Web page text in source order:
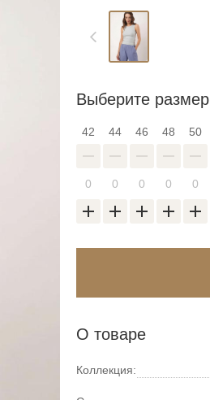
Выберите размер
42 44 46 48 50
О товаре
Коллекция: